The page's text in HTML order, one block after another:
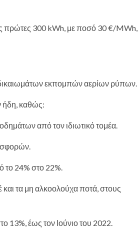
πρώτες 300 kWh, με ποσό 30 €/MWh,
εκπομπών αερίων ρύπων.
ήδη, καθώς:
από τον ιδιωτικό τομέα.
το 24% στο 22%.
τα μη αλκοολούχα ποτά, στους
13%, έως τον Ιούνιο του 2022.